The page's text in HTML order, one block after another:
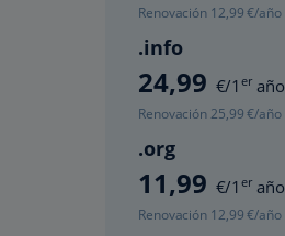
Renovación 12,99€/año
.info
24,99 €/1eraño
Renovación25,99€/año
.org
11,99 €/1eraño
Renovación 12,99€/año